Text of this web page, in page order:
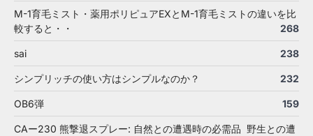
M-1育毛ミスト・薬用ポリピュアEXとM-1育毛ミストの違いを比
較すると・・
268
sai 238
シンプリッチの使い方はシンプルなのか？ 232
OB6弾 159
CAー230 熊撃退スプレー: 自然との遭遇時の必需品 野生との遭